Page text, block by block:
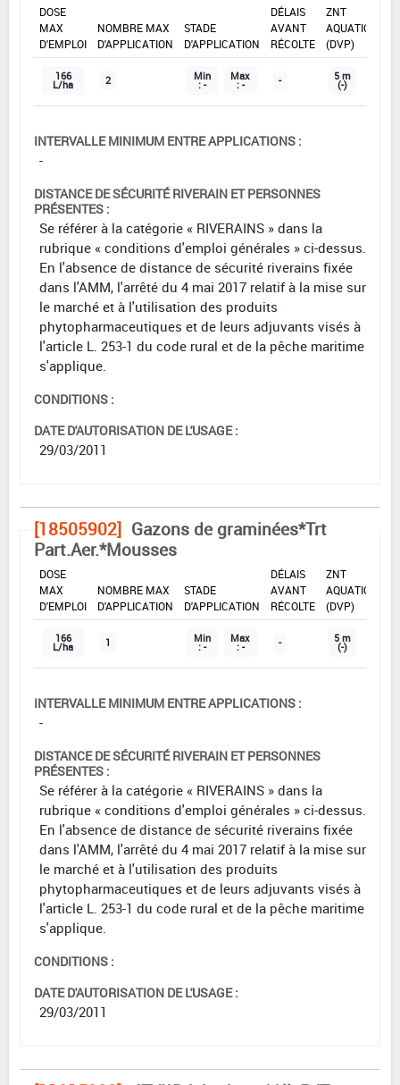
DOSE
MAX
D'EMPLOI
NOMBRE MAX
D'APPLICATION
STADE
D'APPLICATION
DÉLAIS
AVANT
RÉCOLTE
ZNT
AQUATIQUE
(DVP)
166
L/ha 2 Min
: -
Max
: - - 5 m
(-)
INTERVALLE MINIMUM ENTRE APPLICATIONS :
-
DISTANCE DE SÉCURITÉ RIVERAIN ET PERSONNES
PRÉSENTES :
Se référer à la catégorie « RIVERAINS » dans la
rubrique « conditions d'emploi générales » ci-dessus.
En l'absence de distance de sécurité riverains fixée
dans l'AMM, l'arrêté du 4 mai 2017 relatif à la mise sur
le marché et à l'utilisation des produits
phytopharmaceutiques et de leurs adjuvants visés à
l'article L. 253-1 du code rural et de la pêche maritime
s'applique.
CONDITIONS :
DATE D'AUTORISATION DE L'USAGE :
29/03/2011
[18505902] Gazons de graminées*Trt
Part.Aer.*Mousses
DOSE
MAX
D'EMPLOI
NOMBRE MAX
D'APPLICATION
STADE
D'APPLICATION
DÉLAIS
AVANT
RÉCOLTE
ZNT
AQUATIQUE
(DVP)
166
L/ha 1 Min
: -
Max
: - - 5 m
(-)
INTERVALLE MINIMUM ENTRE APPLICATIONS :
-
DISTANCE DE SÉCURITÉ RIVERAIN ET PERSONNES
PRÉSENTES :
Se référer à la catégorie « RIVERAINS » dans la
rubrique « conditions d'emploi générales » ci-dessus.
En l'absence de distance de sécurité riverains fixée
dans l'AMM, l'arrêté du 4 mai 2017 relatif à la mise sur
le marché et à l'utilisation des produits
phytopharmaceutiques et de leurs adjuvants visés à
l'article L. 253-1 du code rural et de la pêche maritime
s'applique.
CONDITIONS :
DATE D'AUTORISATION DE L'USAGE :
29/03/2011